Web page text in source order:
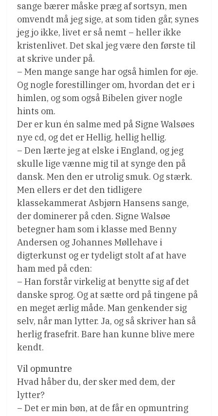
sange bærer måske præg af sortsyn, men
omvendt må jeg sige, at som tiden går, synes
jeg jo ikke, livet er så nemt – heller ikke
kristenlivet. Det skal jeg være den første til
at skrive under på.
– Men mange sange har også himlen for øje.
Og nogle forestillinger om, hvordan det er i
himlen, og som også Bibelen giver nogle
hints om.
Der er kun én salme med på Signe Walsøes
nye cd, og det er Hellig, hellig hellig.
– Den lærte jeg at elske i England, og jeg
skulle lige vænne mig til at synge den på
dansk. Men den er utrolig smuk. Og stærk.
Men ellers er det den tidligere
klassekammerat Asbjørn Hansens sange,
der dominerer på cden. Signe Walsøe
betegner ham som i klasse med Benny
Andersen og Johannes Møllehave i
digterkunst og er tydeligt stolt af at have
ham med på cden:
– Han forstår virkelig at benytte sig af det
danske sprog. Og at sætte ord på tingene på
en meget ærlig måde. Man genkender sig
selv, når man lytter. Ja, og så skriver han så
herlig frasefrit. Bare han kunne blive mere
kendt.
Vil opmuntre
Hvad håber du, der sker med dem, der
lytter?
– Det er min bøn, at de får en opmuntring